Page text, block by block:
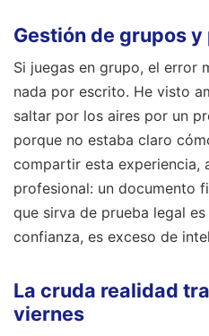
Gestión de grupos y
Si juegas en grupo, el error
nada por escrito. He visto
saltar por los aires por un
porque no estaba claro
compartir esta experiencia,
profesional: un documento
que sirva de prueba legal
confianza, es exceso de
La cruda realidad
viernes